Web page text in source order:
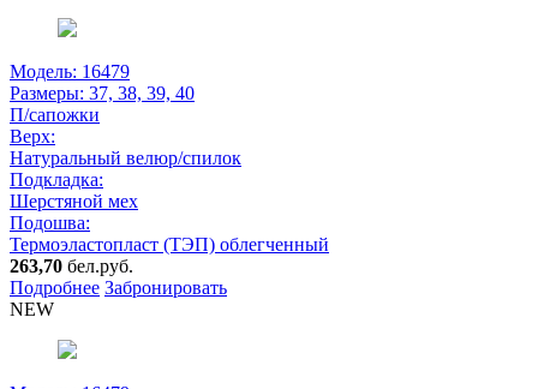
Модель: 16479
Размеры: 37, 38, 39, 40
П/сапожки
Верх:
Натуральный велюр/спилок
Подкладка:
Шерстяной мех
Подошва:
Термоэластопласт (ТЭП) облегченный
263,70 бел.руб.
Подробнее Забронировать
NEW